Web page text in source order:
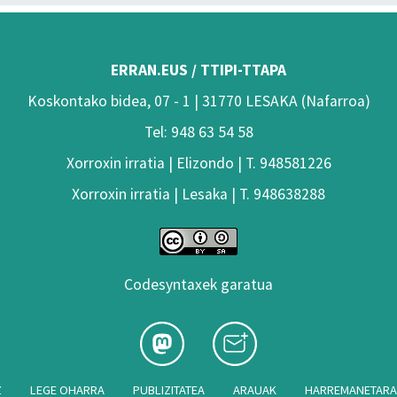
ERRAN.EUS / TTIPI-TTAPA
Koskontako bidea, 07 - 1 | 31770 LESAKA (Nafarroa)
Tel: 948 63 54 58
Xorroxin irratia | Elizondo | T. 948581226
Xorroxin irratia | Lesaka | T. 948638288
Codesyntaxek garatua
LEGE OHARRA PUBLIZITATEA ARAUAK